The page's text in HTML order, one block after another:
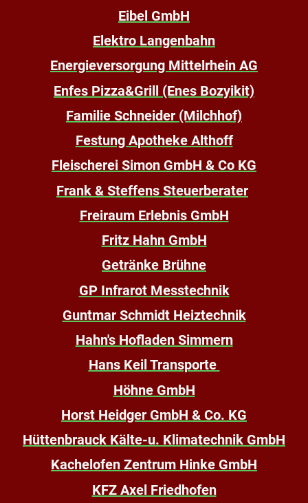
Eibel GmbH
Elektro Langenbahn
Energieversorgung Mittelrhein AG
Enfes Pizza&Grill (Enes Bozyikit)
Familie Schneider (Milchhof)
Festung Apotheke Althoff
Fleischerei Simon GmbH & Co KG
Frank & Steffens Steuerberater
Freiraum Erlebnis GmbH
Fritz Hahn GmbH
Getränke Brühne
GP Infrarot Messtechnik
Guntmar Schmidt Heiztechnik
Hahn's Hofladen Simmern
Hans Keil Transporte
Höhne GmbH
Horst Heidger GmbH & Co. KG
Hüttenbrauck Kälte-u. Klimatechnik GmbH
Kachelofen Zentrum Hinke GmbH
KFZ Axel Friedhofen